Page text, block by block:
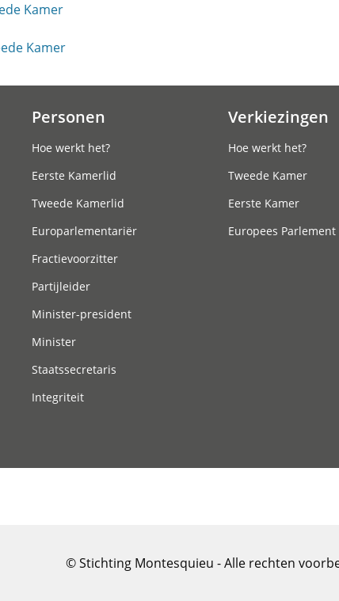
Kamer
Kamer
Personen
Hoe werkt het?
Eerste Kamerlid
Tweede Kamerlid
Europarlementariër
Fractievoorzitter
Partijleider
Minister-president
Minister
Staatssecretaris
Integriteit
Verkiezingen
Hoe werkt het?
Tweede Kamer
Eerste Kamer
Europees Parlement
© Stichting Montesquieu - Alle rechten